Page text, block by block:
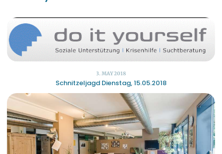
3. MAY 2018
Schnitzeljagd Dienstag, 15.05.2018